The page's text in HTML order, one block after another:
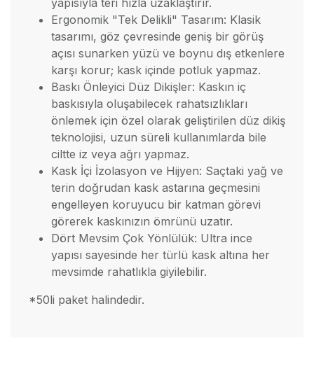
yapısıyla teri hızla uzaklaştırır.
Ergonomik "Tek Delikli" Tasarım: Klasik
tasarımı, göz çevresinde geniş bir görüş
açısı sunarken yüzü ve boynu dış etkenlere
karşı korur; kask içinde potluk yapmaz.
Baskı Önleyici Düz Dikişler: Kaskın iç
baskısıyla oluşabilecek rahatsızlıkları
önlemek için özel olarak geliştirilen düz dikiş
teknolojisi, uzun süreli kullanımlarda bile
ciltte iz veya ağrı yapmaz.
Kask İçi İzolasyon ve Hijyen: Saçtaki yağ ve
terin doğrudan kask astarına geçmesini
engelleyen koruyucu bir katman görevi
görerek kaskınızın ömrünü uzatır.
Dört Mevsim Çok Yönlülük: Ultra ince
yapısı sayesinde her türlü kask altına her
mevsimde rahatlıkla giyilebilir.
*50li paket halindedir.